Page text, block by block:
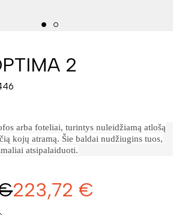
2
arba foteliai, turintys nuleidžiamą atlošą
kojų atramą. Šie baldai nudžiugins tuos,
atsipalaiduoti.
223,72 €